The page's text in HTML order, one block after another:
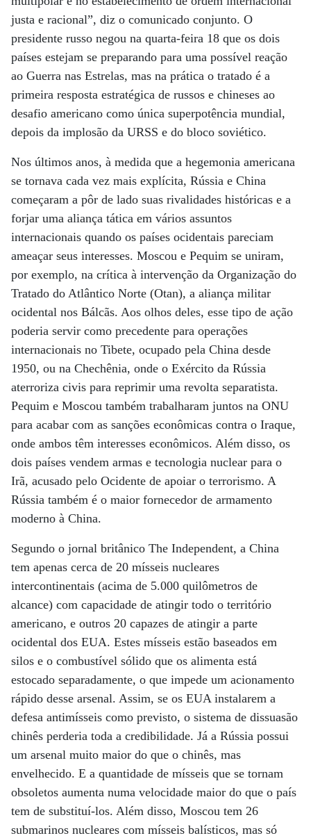
justa e racional”, diz o comunicado conjunto. O
presidente russo negou na quarta-feira 18 que os dois
países estejam se preparando para uma possível reação
ao Guerra nas Estrelas, mas na prática o tratado é a
primeira resposta estratégica de russos e chineses ao
desafio americano como única superpotência mundial,
depois da implosão da URSS e do bloco soviético.
Nos últimos anos, à medida que a hegemonia americana
se tornava cada vez mais explícita, Rússia e China
começaram a pôr de lado suas rivalidades históricas e a
forjar uma aliança tática em vários assuntos
internacionais quando os países ocidentais pareciam
ameaçar seus interesses. Moscou e Pequim se uniram,
por exemplo, na crítica à intervenção da Organização do
Tratado do Atlântico Norte (Otan), a aliança militar
ocidental nos Bálcãs. Aos olhos deles, esse tipo de ação
poderia servir como precedente para operações
internacionais no Tibete, ocupado pela China desde
1950, ou na Chechênia, onde o Exército da Rússia
aterroriza civis para reprimir uma revolta separatista.
Pequim e Moscou também trabalharam juntos na ONU
para acabar com as sanções econômicas contra o Iraque,
onde ambos têm interesses econômicos. Além disso, os
dois países vendem armas e tecnologia nuclear para o
Irã, acusado pelo Ocidente de apoiar o terrorismo. A
Rússia também é o maior fornecedor de armamento
moderno à China.
Segundo o jornal britânico The Independent, a China
tem apenas cerca de 20 mísseis nucleares
intercontinentais (acima de 5.000 quilômetros de
alcance) com capacidade de atingir todo o território
americano, e outros 20 capazes de atingir a parte
ocidental dos EUA. Estes mísseis estão baseados em
silos e o combustível sólido que os alimenta está
estocado separadamente, o que impede um acionamento
rápido desse arsenal. Assim, se os EUA instalarem a
defesa antimísseis como previsto, o sistema de dissuasão
chinês perderia toda a credibilidade. Já a Rússia possui
um arsenal muito maior do que o chinês, mas
envelhecido. E a quantidade de mísseis que se tornam
obsoletos aumenta numa velocidade maior do que o país
tem de substituí-los. Além disso, Moscou tem 26
submarinos nucleares com mísseis balísticos, mas só